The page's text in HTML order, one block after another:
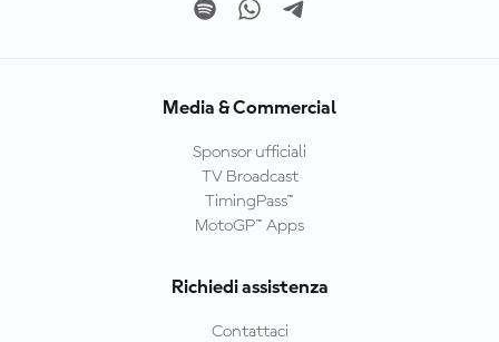
Media & Commercial
Sponsor ufficiali
TV Broadcast
TimingPass™
MotoGP™ Apps
Richiedi assistenza
Contattaci